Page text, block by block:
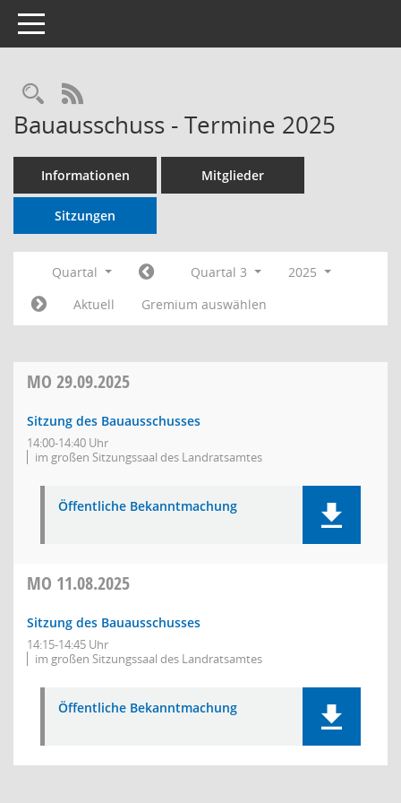
Toggle navigation
RSS-Feed
Bauausschuss - Termine 2025
Informationen Mitglieder
Sitzungen
Quartal Quartal 3
2025
Aktuell
Gremium auswählen
MO 29.09.2025
Sitzung des Bauausschusses
14:00-14:40 Uhr
im großen Sitzungssaal des Landratsamtes
Öffentliche Bekanntmachung
MO 11.08.2025
Sitzung des Bauausschusses
14:15-14:45 Uhr
im großen Sitzungssaal des Landratsamtes
Öffentliche Bekanntmachung